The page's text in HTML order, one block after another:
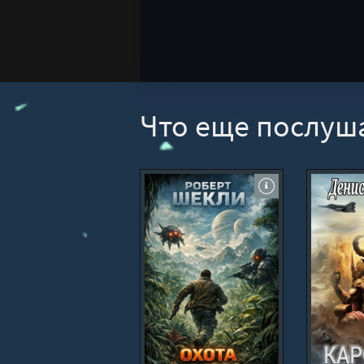
Что еще